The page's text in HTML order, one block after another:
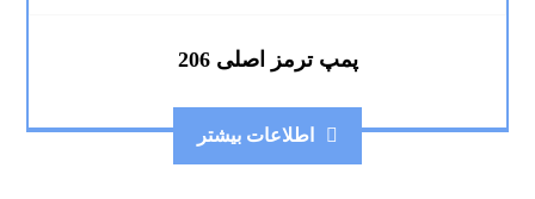
پمپ ترمز اصلی 206
اطلاعات بیشتر